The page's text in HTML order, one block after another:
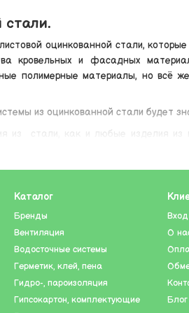
стали.
оцинкованной стали,
кровельных и фасадных
полимерные материалы, но всё
из оцинкованной стали будет
из стали, как и любые изделия
устойчивой к воздействию
изготовить их по индивидуальным, в
инструмента и
только фантазией
Каталог
Бренды
Вентиляция
Водосточные системы
Герметик, клей, пена
Гидро-, пароизоляция
Гипсокартон, комплектующие
О
Блог